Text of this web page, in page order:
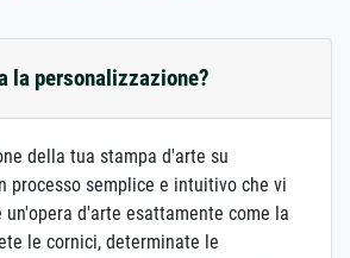
la personalizzazione?
della tua stampa d'arte su
processo semplice e intuitivo che vi
d'arte esattamente come la
le cornici, determinate le